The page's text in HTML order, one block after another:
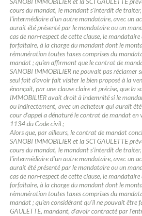
cours du mandat, le mandant s'interdit de
l'intermédiaire d'un autre mandataire, avec un
aurait été présenté par le mandataire ou un
cas de non-respect de cette clause, le
forfaitaire, à la charge du mandant dont le
rémunération toutes taxes comprises du
mandat ; qu'en affirmant que le contrat de
SANOBI IMMOBILIER ne pouvait pas réclamer
seul fait d'avoir fait visiter le bien proposé à la
énonçait, par une clause claire et précise, que la
IMMOBILIER avait droit à indemnité si le
ou indirectement, avec un acheteur qui aurait
cour d'appel a dénaturé le contrat de mandat en
1134 du Code civil ;
Alors que, par ailleurs, le contrat de mandat
SANOBI IMMOBILIER et la SCI GAULETTE
cours du mandat, le mandant s'interdit de
l'intermédiaire d'un autre mandataire, avec un
aurait été présenté par le mandataire ou un
cas de non-respect de cette clause, le
forfaitaire, à la charge du mandant dont le
rémunération toutes taxes comprises du
mandat ; qu'en considérant qu'il ne pouvait être
GAULETTE, mandant, d'avoir contracté par